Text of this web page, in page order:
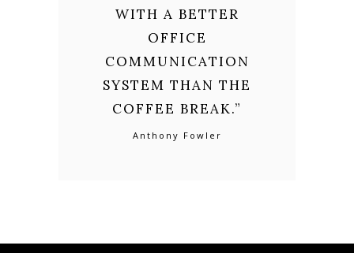
WITH A BETTER
OFFICE
COMMUNICATION
SYSTEM THAN THE
COFFEE BREAK.”
Anthony Fowler